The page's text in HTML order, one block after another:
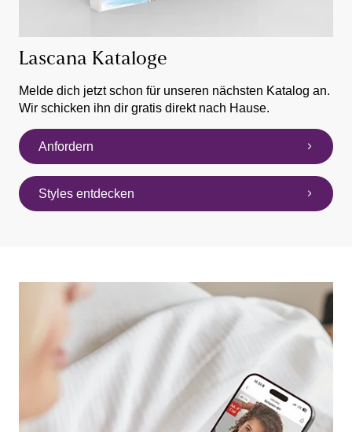
Lascana Kataloge
Melde dich jetzt schon für unseren nächsten Katalog an.
Wir schicken ihn dir gratis direkt nach Hause.
Anfordern
Styles entdecken